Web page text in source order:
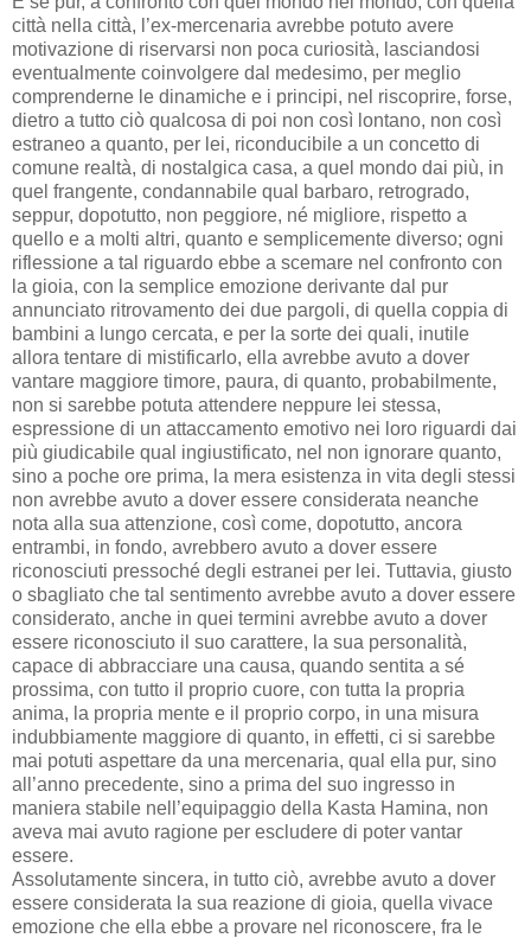
città nella città, l’ex-mercenaria avrebbe potuto avere
motivazione di riservarsi non poca curiosità, lasciandosi
eventualmente coinvolgere dal medesimo, per meglio
comprenderne le dinamiche e i principi, nel riscoprire, forse,
dietro a tutto ciò qualcosa di poi non così lontano, non così
estraneo a quanto, per lei, riconducibile a un concetto di
comune realtà, di nostalgica casa, a quel mondo dai più, in
quel frangente, condannabile qual barbaro, retrogrado,
seppur, dopotutto, non peggiore, né migliore, rispetto a
quello e a molti altri, quanto e semplicemente diverso; ogni
riflessione a tal riguardo ebbe a scemare nel confronto con
la gioia, con la semplice emozione derivante dal pur
annunciato ritrovamento dei due pargoli, di quella coppia di
bambini a lungo cercata, e per la sorte dei quali, inutile
allora tentare di mistificarlo, ella avrebbe avuto a dover
vantare maggiore timore, paura, di quanto, probabilmente,
non si sarebbe potuta attendere neppure lei stessa,
espressione di un attaccamento emotivo nei loro riguardi dai
più giudicabile qual ingiustificato, nel non ignorare quanto,
sino a poche ore prima, la mera esistenza in vita degli stessi
non avrebbe avuto a dover essere considerata neanche
nota alla sua attenzione, così come, dopotutto, ancora
entrambi, in fondo, avrebbero avuto a dover essere
riconosciuti pressoché degli estranei per lei. Tuttavia, giusto
o sbagliato che tal sentimento avrebbe avuto a dover essere
considerato, anche in quei termini avrebbe avuto a dover
essere riconosciuto il suo carattere, la sua personalità,
capace di abbracciare una causa, quando sentita a sé
prossima, con tutto il proprio cuore, con tutta la propria
anima, la propria mente e il proprio corpo, in una misura
indubbiamente maggiore di quanto, in effetti, ci si sarebbe
mai potuti aspettare da una mercenaria, qual ella pur, sino
all’anno precedente, sino a prima del suo ingresso in
maniera stabile nell’equipaggio della Kasta Hamina, non
aveva mai avuto ragione per escludere di poter vantar
essere.
Assolutamente sincera, in tutto ciò, avrebbe avuto a dover
essere considerata la sua reazione di gioia, quella vivace
emozione che ella ebbe a provare nel riconoscere, fra le